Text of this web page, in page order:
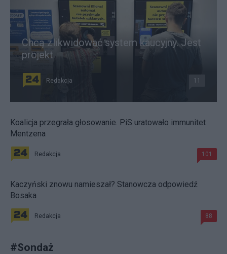
Chcą zlikwidować system kaucyjny. Jest
projekt
Redakcja 11
Koalicja przegrała głosowanie. PiS uratowało immunitet
Mentzena
Redakcja 101
Kaczyński znowu namieszał? Stanowcza odpowiedź
Bosaka
Redakcja 88
#Sondaż